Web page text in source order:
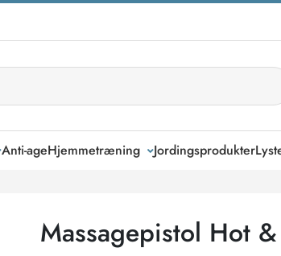
Anti-ageHjemmetræning Jordingsprodukter
Massagepistol Hot